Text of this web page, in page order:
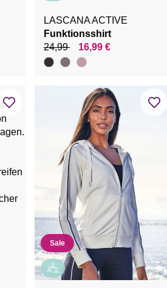
LASCANA ACTIVE
Funktionsshirt
24,99
16,99 €
Sale